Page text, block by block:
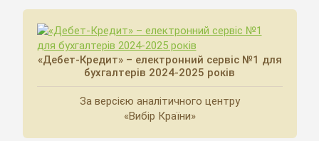
«Дебет-Кредит» – електронний сервіс №1 для
бухгалтерів 2024-2025 років
За версією аналітичного центру
«Вибір Країни»